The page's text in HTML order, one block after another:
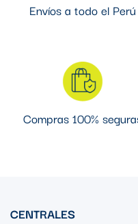
Envíos a todo el Perú
Compras 100%
CENTRALES